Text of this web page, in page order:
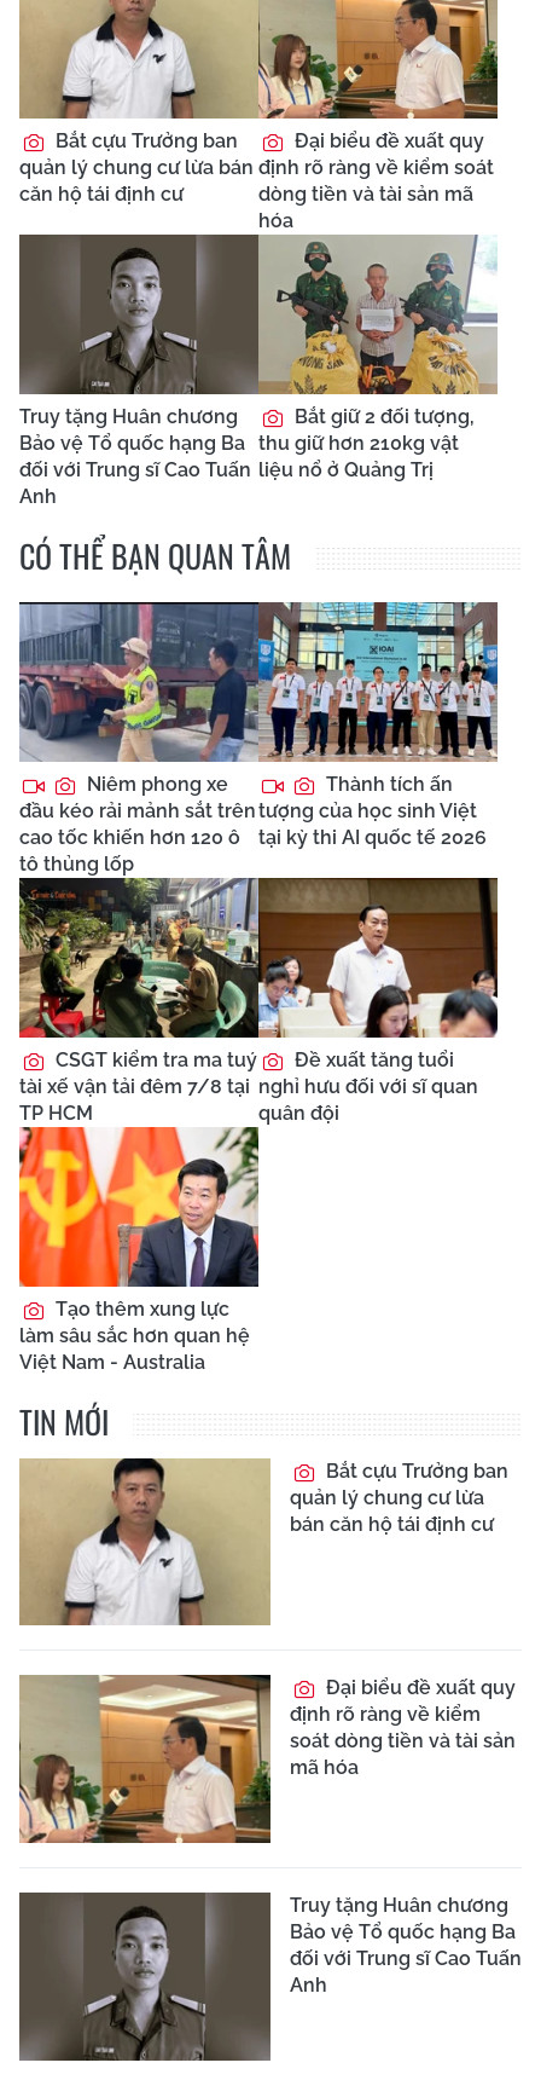
Bắt cựu Trưởng ban
quản lý chung cư lừa bán
căn hộ tái định cư
Đại biểu đề xuất quy
định rõ ràng về kiểm soát
dòng tiền và tài sản mã
hóa
Truy tặng Huân chương
Bảo vệ Tổ quốc hạng Ba
đối với Trung sĩ Cao Tuấn
Anh
Bắt giữ 2 đối tượng,
thu giữ hơn 210kg vật
liệu nổ ở Quảng Trị
CÓ THỂ BẠN QUAN TÂM
Niêm phong xe
đầu kéo rải mảnh sắt trên
cao tốc khiến hơn 120 ô
tô thủng lốp
Thành tích ấn
tượng của học sinh Việt
tại kỳ thi AI quốc tế 2026
CSGT kiểm tra ma tuý
tài xế vận tải đêm 7/8 tại
TP HCM
Đề xuất tăng tuổi
nghỉ hưu đối với sĩ quan
quân đội
Tạo thêm xung lực
làm sâu sắc hơn quan hệ
Việt Nam - Australia
TIN MỚI
Bắt cựu Trưởng ban
quản lý chung cư lừa
bán căn hộ tái định cư
Đại biểu đề xuất quy
định rõ ràng về kiểm
soát dòng tiền và tài sản
mã hóa
Truy tặng Huân chương
Bảo vệ Tổ quốc hạng Ba
đối với Trung sĩ Cao Tuấn
Anh